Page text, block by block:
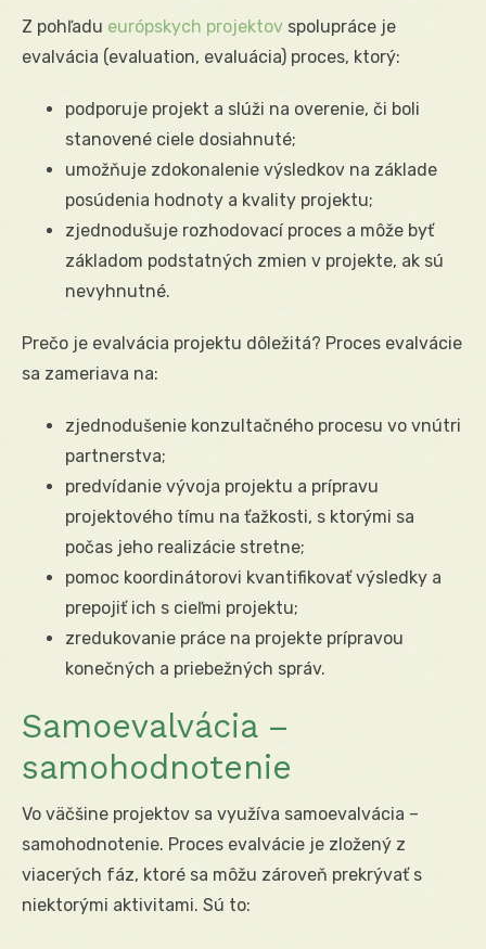
Z pohľadu európskych projektov spolupráce je
evalvácia (evaluation, evaluácia) proces, ktorý:
podporuje projekt a slúži na overenie, či boli
stanovené ciele dosiahnuté;
umožňuje zdokonalenie výsledkov na základe
posúdenia hodnoty a kvality projektu;
zjednodušuje rozhodovací proces a môže byť
základom podstatných zmien v projekte, ak sú
nevyhnutné.
Prečo je evalvácia projektu dôležitá? Proces evalvácie
sa zameriava na:
zjednodušenie konzultačného procesu vo vnútri
partnerstva;
predvídanie vývoja projektu a prípravu
projektového tímu na ťažkosti, s ktorými sa
počas jeho realizácie stretne;
pomoc koordinátorovi kvantifikovať výsledky a
prepojiť ich s cieľmi projektu;
zredukovanie práce na projekte prípravou
konečných a priebežných správ.
Samoevalvácia –
samohodnotenie
Vo väčšine projektov sa využíva samoevalvácia –
samohodnotenie. Proces evalvácie je zložený z
viacerých fáz, ktoré sa môžu zároveň prekrývať s
niektorými aktivitami. Sú to: